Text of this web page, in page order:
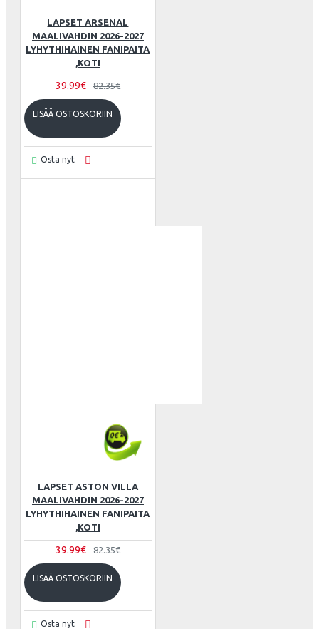
LAPSET ARSENAL
MAALIVAHDIN 2026-2027
LYHYTHIHAINEN FANIPAITA
,KOTI
39.99€ 82.35€
LISÄÄ OSTOSKORIIN
Osta nyt
LAPSET ASTON VILLA
MAALIVAHDIN 2026-2027
LYHYTHIHAINEN FANIPAITA
,KOTI
39.99€ 82.35€
LISÄÄ OSTOSKORIIN
Osta nyt